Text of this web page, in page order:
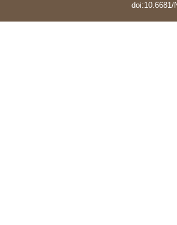
doi:10.6681/